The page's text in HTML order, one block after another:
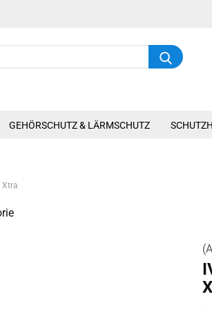
GEHÖRSCHUTZ & LÄRMSCHUTZ
Xtra